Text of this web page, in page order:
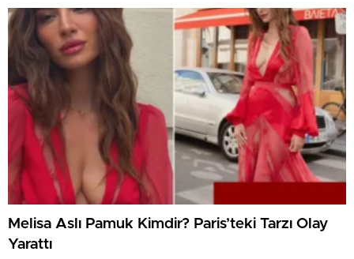
Melisa Aslı Pamuk Kimdir? Paris’teki Tarzı Olay
Yarattı